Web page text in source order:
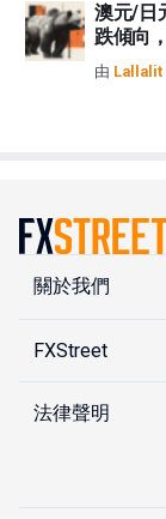
澳元/日
跌傾向
由 Lallalit
關於我們
FXStreet
法律聲明